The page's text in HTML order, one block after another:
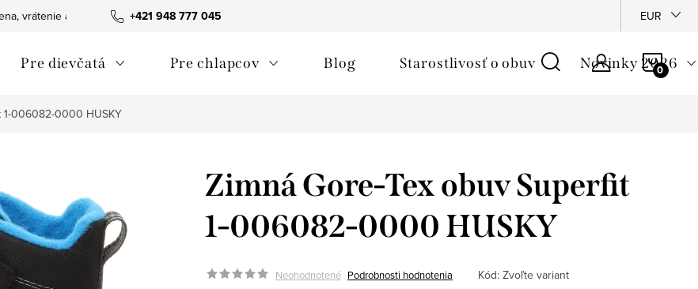
+421 948 777 045
vrátenie a reklamácie tovaru Ako nakupovať Ochrana osobných
EUR
Pre dievčatá Pre chlapcov Blog Starostlivosť o obuv Novinky 2026
1-006082-0000 HUSKY
Zimná Gore-Tex obuv Superfit
1-006082-0000 HUSKY
Neohodnotené Podrobnosti hodnotenia Kód: Zvoľte variant